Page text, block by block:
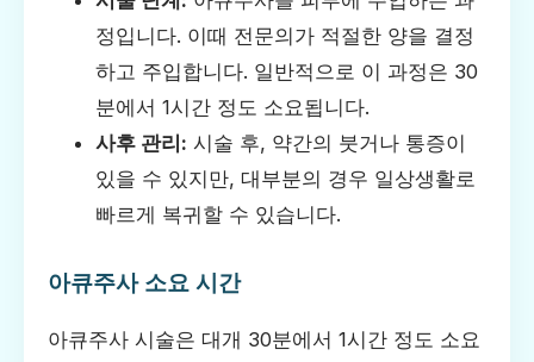
정입니다. 이때 전문의가 적절한 양을 결정
하고 주입합니다. 일반적으로 이 과정은 30
분에서 1시간 정도 소요됩니다.
사후 관리: 시술 후, 약간의 붓거나 통증이
있을 수 있지만, 대부분의 경우 일상생활로
빠르게 복귀할 수 있습니다.
아큐주사 소요 시간
아큐주사 시술은 대개 30분에서 1시간 정도 소요